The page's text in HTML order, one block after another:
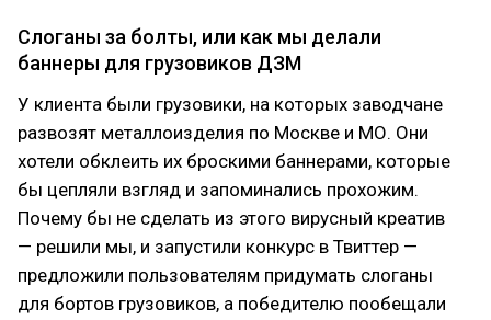
Слоганы за болты, или как мы делали
баннеры для грузовиков ДЗМ
У клиента были грузовики, на которых заводчане
развозят металлоизделия по Москве и МО. Они
хотели обклеить их броскими баннерами, которые
бы цепляли взгляд и запоминались прохожим.
Почему бы не сделать из этого вирусный креатив
— решили мы, и запустили конкурс в Твиттер —
предложили пользователям придумать слоганы
для бортов грузовиков, а победителю пообещали